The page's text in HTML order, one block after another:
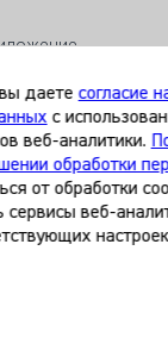
ОН ГРУП»
на
назначения
специалиста.
на обработку
даете согласие
с
веб-аналитики.
обработки
от обработки
сервисы веб-